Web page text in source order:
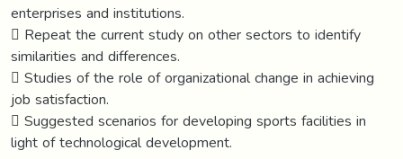
enterprises and institutions.
 Repeat the current study on other sectors to identify
similarities and differences.
 Studies of the role of organizational change in achieving
job satisfaction.
 Suggested scenarios for developing sports facilities in
light of technological development.